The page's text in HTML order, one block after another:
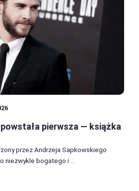
pierwsza — książka
przez Andrzeja Sapkowskiego
bogatego i ...